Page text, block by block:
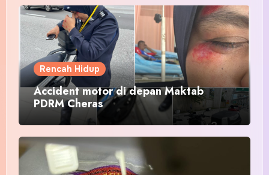
Rencah Hidup
Accident motor di depan Maktab
PDRM Cheras